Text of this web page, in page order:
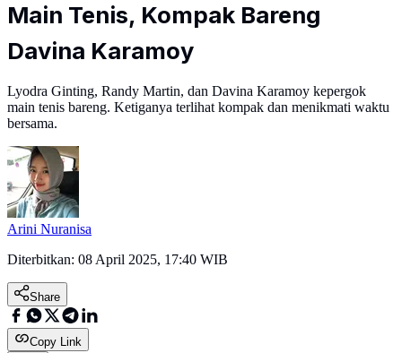
Main Tenis, Kompak Bareng
Davina Karamoy
Lyodra Ginting, Randy Martin, dan Davina Karamoy kepergok
main tenis bareng. Ketiganya terlihat kompak dan menikmati waktu
bersama.
Arini Nuranisa
Diterbitkan: 08 April 2025, 17:40 WIB
Share
Copy Link